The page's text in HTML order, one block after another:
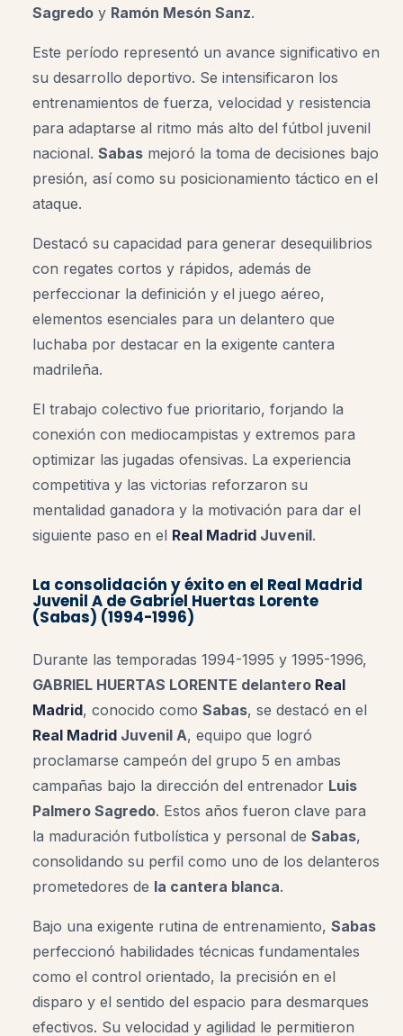
Sagredo y Ramón Mesón Sanz.
Este período representó un avance significativo en
su desarrollo deportivo. Se intensificaron los
entrenamientos de fuerza, velocidad y resistencia
para adaptarse al ritmo más alto del fútbol juvenil
nacional. Sabas mejoró la toma de decisiones bajo
presión, así como su posicionamiento táctico en el
ataque.
Destacó su capacidad para generar desequilibrios
con regates cortos y rápidos, además de
perfeccionar la definición y el juego aéreo,
elementos esenciales para un delantero que
luchaba por destacar en la exigente cantera
madrileña.
El trabajo colectivo fue prioritario, forjando la
conexión con mediocampistas y extremos para
optimizar las jugadas ofensivas. La experiencia
competitiva y las victorias reforzaron su
mentalidad ganadora y la motivación para dar el
siguiente paso en el Real Madrid Juvenil.
La consolidación y éxito en el Real Madrid
Juvenil A de Gabriel Huertas Lorente
(Sabas) (1994-1996)
Durante las temporadas 1994-1995 y 1995-1996,
GABRIEL HUERTAS LORENTE delantero Real
Madrid, conocido como Sabas, se destacó en el
Real Madrid Juvenil A, equipo que logró
proclamarse campeón del grupo 5 en ambas
campañas bajo la dirección del entrenador Luis
Palmero Sagredo. Estos años fueron clave para
la maduración futbolística y personal de Sabas,
consolidando su perfil como uno de los delanteros
prometedores de la cantera blanca.
Bajo una exigente rutina de entrenamiento, Sabas
perfeccionó habilidades técnicas fundamentales
como el control orientado, la precisión en el
disparo y el sentido del espacio para desmarques
efectivos. Su velocidad y agilidad le permitieron